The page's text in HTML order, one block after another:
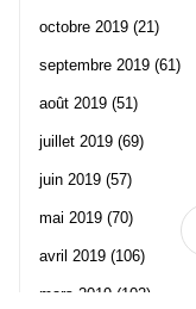
octobre 2019 (21)
septembre 2019 (61)
août 2019 (51)
juillet 2019 (69)
juin 2019 (57)
mai 2019 (70)
avril 2019 (106)
mars 2019 (102)